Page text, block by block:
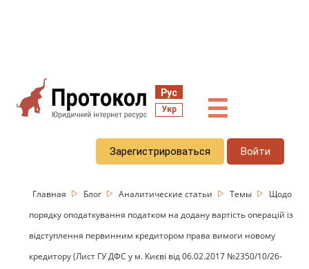
Рус
Укр ☰
Зарегистрироваться Войти
Главная Блог Аналитические статьи Темы
Щодо
порядку оподаткування податком на додану вартість операцій із
відступлення первинним кредитором права вимоги новому
кредитору (Лист ГУ ДФС у м. Києві від 06.02.2017 №2350/10/26-